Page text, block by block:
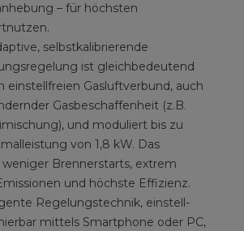
– für höchsten
selbstkalibrierende
ist gleichbedeutend
einstellfreien Gasluftverbund, auch
Gasbeschaffenheit (z.B.
und moduliert bis zu
von 1,8 kW. Das
Brennerstarts, extrem
und höchste Effizienz.
Regelungstechnik, einstell-
mittels Smartphone oder PC,